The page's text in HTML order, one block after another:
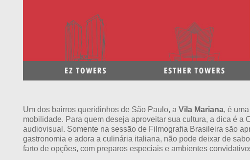
Um dos bairros queridinhos de São Paulo, a Vila Mariana, é
mobilidade. Para quem deseja aproveitar sua cultura, a dica é
audiovisual. Somente na sessão de Filmografia Brasileira são
gastronomia e adora a culinária italiana, não pode deixar de
farto de opções, com preparos especiais e ambientes